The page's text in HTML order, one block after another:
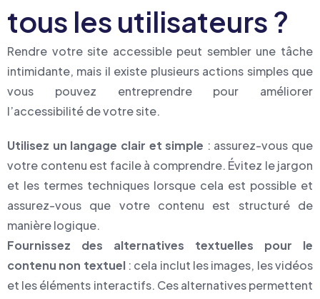
tous les utilisateurs ?
Rendre votre site accessible peut sembler une tâche
intimidante, mais il existe plusieurs actions simples que
vous pouvez entreprendre pour améliorer
l’accessibilité de votre site.
Utilisez un langage clair et simple : assurez-vous que
votre contenu est facile à comprendre. Évitez le jargon
et les termes techniques lorsque cela est possible et
assurez-vous que votre contenu est structuré de
manière logique.
Fournissez des alternatives textuelles pour le
contenu non textuel: cela inclut les images, les vidéos
et les éléments interactifs. Ces alternatives permettent